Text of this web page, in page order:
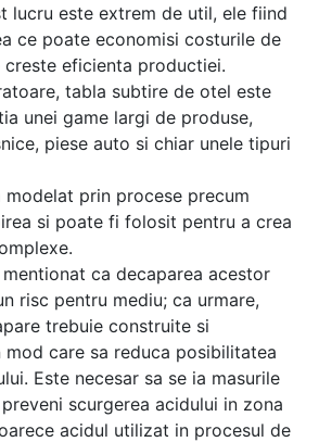
lucru este extrem de util, ele fiind
ce poate economisi costurile de
eficienta productiei.
tabla subtire de otel este
unei game largi de produse,
piese auto si chiar unele tipuri
modelat prin procese precum
si poate fi folosit pentru a crea
ca decaparea acestor
risc pentru mediu; ca urmare,
trebuie construite si
care sa reduca posibilitatea
Este necesar sa se ia masurile
scurgerea acidului in zona
acidul utilizat in procesul de